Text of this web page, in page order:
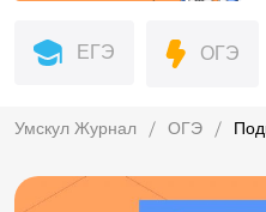
ЕГЭ ОГЭ
Умскул Журнал ОГЭ